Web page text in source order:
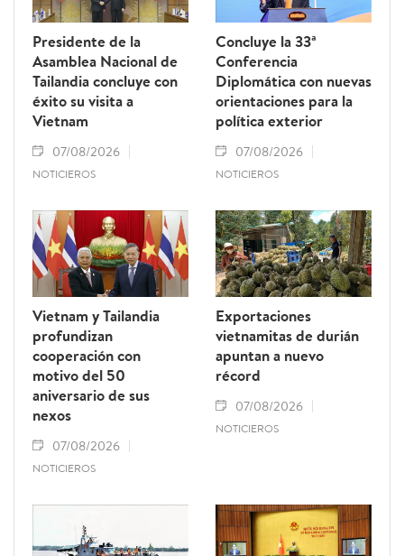
Presidente de la
Asamblea Nacional de
Tailandia concluye con
éxito su visita a
Vietnam
07/08/2026
NOTICIEROS
Concluye la 33ª
Conferencia
Diplomática con nuevas
orientaciones para la
política exterior
07/08/2026
NOTICIEROS
Vietnam y Tailandia
profundizan
cooperación con
motivo del 50
aniversario de sus
nexos
07/08/2026
NOTICIEROS
Exportaciones
vietnamitas de durián
apuntan a nuevo
récord
07/08/2026
NOTICIEROS